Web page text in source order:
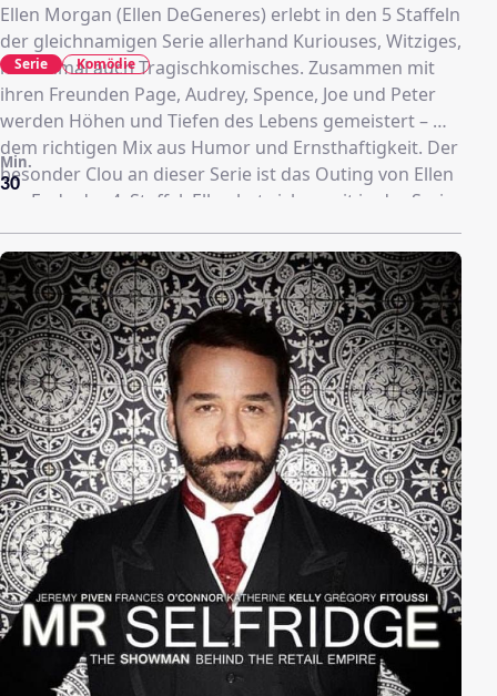
Ellen Morgan (Ellen DeGeneres) erlebt in den 5 Staffeln
der gleichnamigen Serie allerhand Kuriouses, Witziges,
manchmal auch Tragischkomisches. Zusammen mit
ihren Freunden Page, Audrey, Spence, Joe und Peter
werden Höhen und Tiefen des Lebens gemeistert – mit
dem richtigen Mix aus Humor und Ernsthaftigkeit. Der
besonder Clou an dieser Serie ist das Outing von Ellen
am Ende der 4. Staffel. Ellen hat sich somit in der Serie
auch gleich offiziell geoutet. Die 5. Staffel ist gespickt
mit den Erlebnissen, die ein Outing nach sich zieht , so
z.B. dem Kennenlernen einer Freundin. Ellens Humor
ist einzigartig. „Ellen“ ist für die ganze Familie und
unbedingt sehenswert!
30
Min.
Serie Komödie